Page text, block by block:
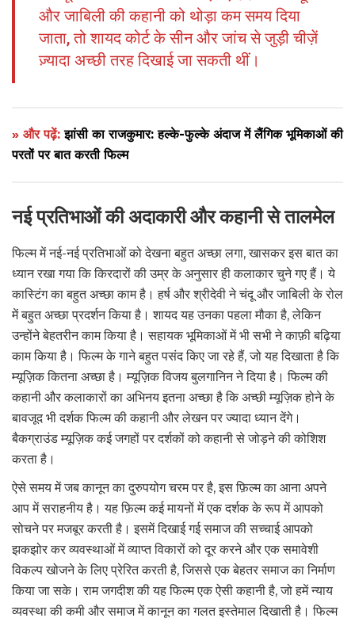
और जाबिली की कहानी को थोड़ा कम समय दिया
जाता, तो शायद कोर्ट के सीन और जांच से जुड़ी चीज़ें
ज़्यादा अच्छी तरह दिखाई जा सकती थीं।
» और पढ़ें:झांसी का राजकुमार: हल्के-फुल्के अंदाज में लैंगिक भूमिकाओं की
परतों पर बात करती फिल्म
नई प्रतिभाओं की अदाकारी और कहानी से तालमेल
फिल्म में नई-नई प्रतिभाओं को देखना बहुत अच्छा लगा, खासकर इस बात का
ध्यान रखा गया कि किरदारों की उम्र के अनुसार ही कलाकार चुने गए हैं। ये
कास्टिंग का बहुत अच्छा काम है। हर्ष और श्रीदेवी ने चंदू और जाबिली के रोल
में बहुत अच्छा प्रदर्शन किया है। शायद यह उनका पहला मौका है, लेकिन
उन्होंने बेहतरीन काम किया है। सहायक भूमिकाओं में भी सभी ने काफ़ी बढ़िया
काम किया है। फिल्म के गाने बहुत पसंद किए जा रहे हैं, जो यह दिखाता है कि
म्यूज़िक कितना अच्छा है। म्यूज़िक विजय बुलगानिन ने दिया है। फिल्म की
कहानी और कलाकारों का अभिनय इतना अच्छा है कि अच्छी म्यूज़िक होने के
बावजूद भी दर्शक फिल्म की कहानी और लेखन पर ज्यादा ध्यान देंगे।
बैकग्राउंड म्यूज़िक कई जगहों पर दर्शकों को कहानी से जोड़ने की कोशिश
करता है।
ऐसे समय में जब कानून का दुरुपयोग चरम पर है, इस फ़िल्म का आना अपने
आप में सराहनीय है। यह फ़िल्म कई मायनों में एक दर्शक के रूप में आपको
सोचने पर मजबूर करती है। इसमें दिखाई गई समाज की सच्चाई आपको
झकझोर कर व्यवस्थाओं में व्याप्त विकारों को दूर करने और एक समावेशी
विकल्प खोजने के लिए प्रेरित करती है, जिससे एक बेहतर समाज का निर्माण
किया जा सके। राम जगदीश की यह फिल्म एक ऐसी कहानी है, जो हमें न्याय
व्यवस्था की कमी और समाज में कानून का गलत इस्तेमाल दिखाती है। फिल्म